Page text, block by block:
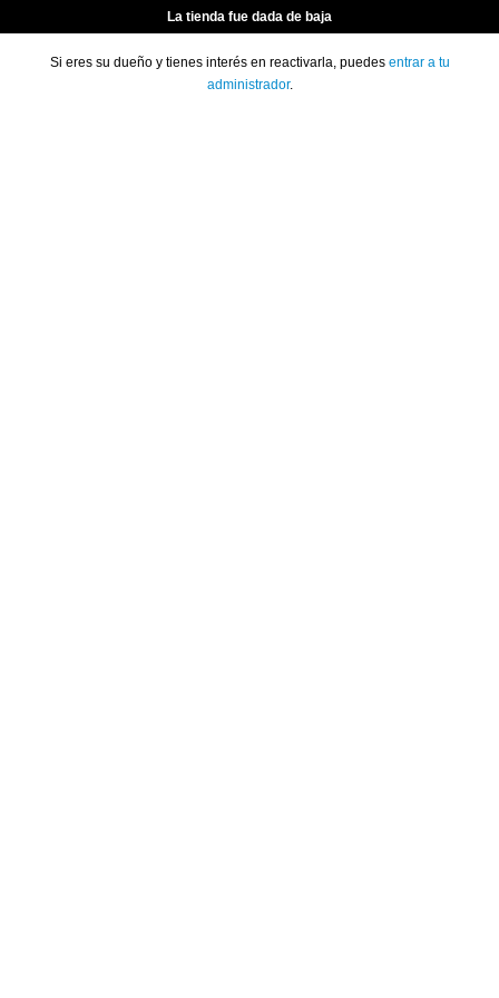
La tienda fue dada de baja
Si eres su dueño y tienes interés en reactivarla, puedes entrar a tu
administrador.